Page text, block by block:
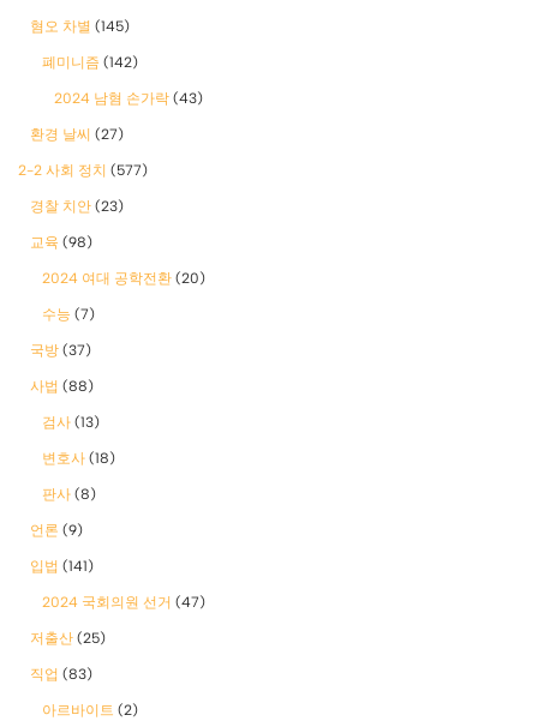
혐오 차별 (145)
폐미니즘 (142)
2024 남혐 손가락 (43)
환경 날씨 (27)
2-2 사회 정치 (577)
경찰 치안 (23)
교육 (98)
2024 여대 공학전환 (20)
수능 (7)
국방 (37)
사법 (88)
검사 (13)
변호사 (18)
판사 (8)
언론 (9)
입법 (141)
2024 국회의원 선거 (47)
저출산 (25)
직업 (83)
아르바이트 (2)